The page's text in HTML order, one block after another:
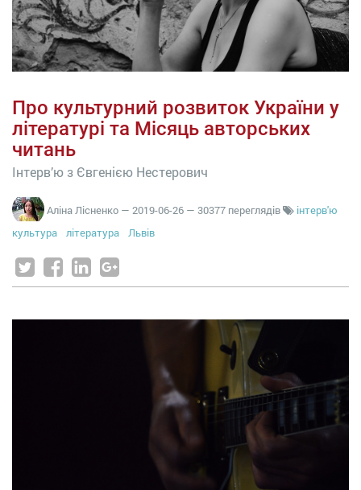
Про культурний розвиток України у
літературі та Місяць авторських
читань
Інтерв’ю з Євгенією Нестерович
Аліна Лісненко — 2019-06-26 — 30377 переглядів
інтерв'ю
культура
література Львів